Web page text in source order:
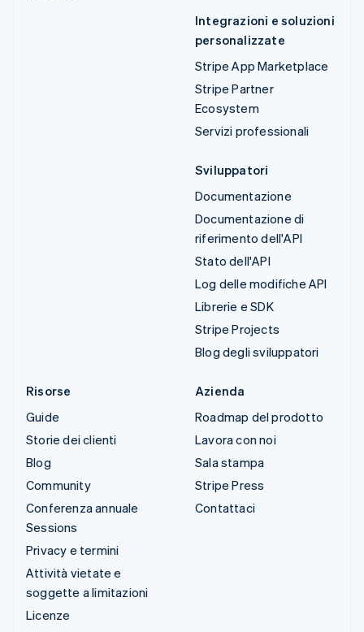
Integrazioni e soluzioni
personalizzate
Stripe App Marketplace
Stripe Partner
Ecosystem
Servizi professionali
Sviluppatori
Documentazione
Documentazione di
riferimento dell'API
Stato dell'API
Log delle modifiche API
Librerie e SDK
Stripe Projects
Blog degli sviluppatori
Risorse
Guide
Storie dei clienti
Blog
Community
Conferenza annuale
Sessions
Privacy e termini
Attività vietate e
soggette a limitazioni
Licenze
Azienda
Roadmap del prodotto
Lavora con noi
Sala stampa
Stripe Press
Contattaci